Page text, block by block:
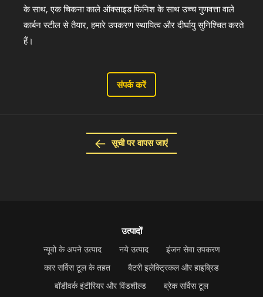
के साथ, एक चिकना काले ऑक्साइड फिनिश के साथ उच्च गुणवत्ता वाले
कार्बन स्टील से तैयार, हमारे उपकरण स्थायित्व और दीर्घायु सुनिश्चित करते
हैं।
संपर्क करें
सूची पर वापस जाएं
उत्पादों
न्यूवो के अपने उत्पाद नये उत्पाद
इंजन सेवा उपकरण
कार सर्विस टूल के तहत
बैटरी इलेक्ट्रिकल और हाइब्रिड
बॉडीवर्क इंटीरियर और विंडशील्ड
ब्रेक सर्विस टूल